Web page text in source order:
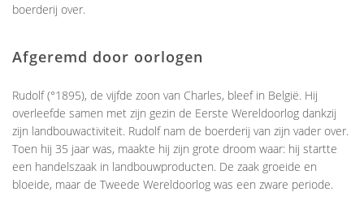
boerderij over.
Afgeremd door oorlogen
Rudolf (°1895), de vijfde zoon van Charles, bleef in België. Hij
overleefde samen met zijn gezin de Eerste Wereldoorlog dankzij
zijn landbouwactiviteit. Rudolf nam de boerderij van zijn vader over.
Toen hij 35 jaar was, maakte hij zijn grote droom waar: hij startte
een handelszaak in landbouwproducten. De zaak groeide en
bloeide, maar de Tweede Wereldoorlog was een zware periode.